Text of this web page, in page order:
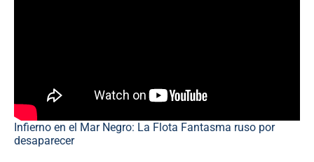
Infierno en el Mar Negro: La Flota Fantasma ruso por
desaparecer